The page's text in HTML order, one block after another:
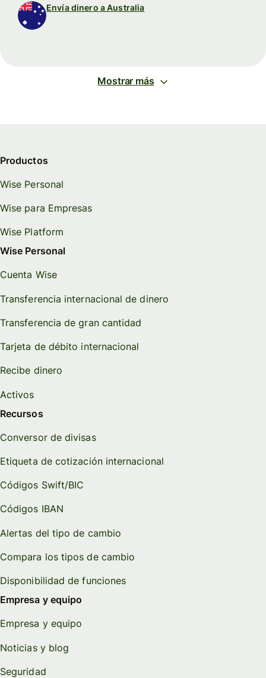
Envía dinero a Australia
Mostrar más
Productos
Wise Personal
Wise para Empresas
Wise Platform
Wise Personal
Cuenta Wise
Transferencia internacional de dinero
Transferencia de gran cantidad
Tarjeta de débito internacional
Recibe dinero
Activos
Recursos
Conversor de divisas
Etiqueta de cotización internacional
Códigos Swift/BIC
Códigos IBAN
Alertas del tipo de cambio
Compara los tipos de cambio
Disponibilidad de funciones
Empresa y equipo
Empresa y equipo
Noticias y blog
Seguridad